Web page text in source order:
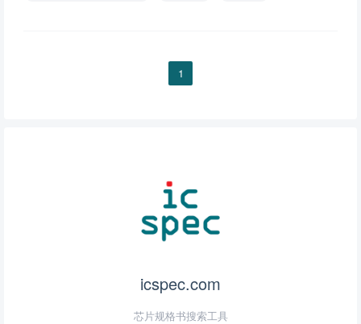
1
icspec.com
芯片规格书搜索工具